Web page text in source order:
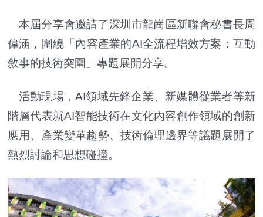
本屆分享會邀請了深圳市龍崗區新聯會秘書長周
偉涵，圍繞「內容產業的AI全流程增效方案：互動
敘事的技術突圍」專題展開分享。
活動現場，AI領域先鋒企業、新媒體從業者等新
階層代表就AI智能技術在文化內容創作領域的創新
應用、產業變革趨勢、技術倫理邊界等議題展開了
熱烈討論和思想碰撞。